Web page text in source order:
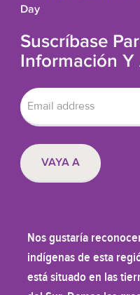
Day
Suscríbase
Información
Nos gustaría
indígenas de esta
está situado en las